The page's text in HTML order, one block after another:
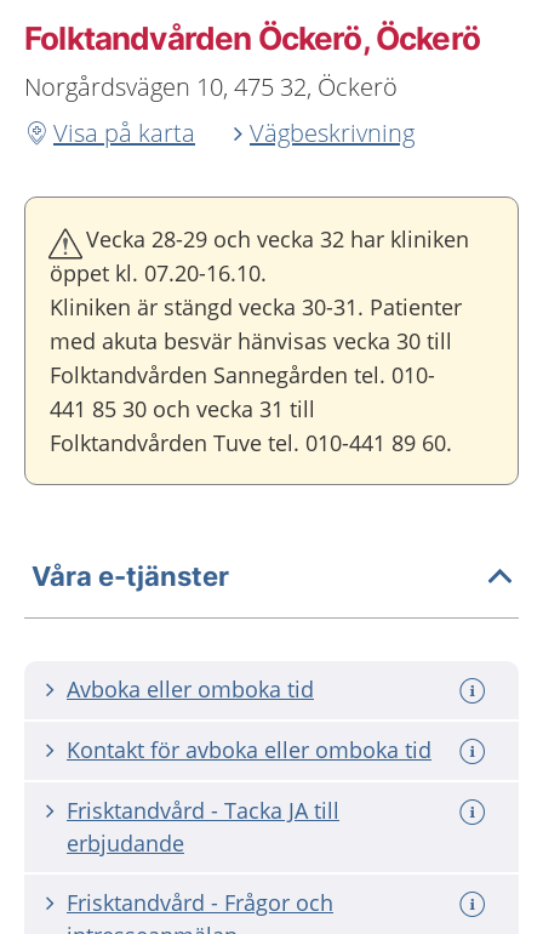
Folktandvården Öckerö, Öckerö
Norgårdsvägen 10, 475 32, Öckerö
Visa på karta
Vägbeskrivning
Vecka 28-29 och vecka 32 har kliniken
öppet kl. 07.20-16.10.
Kliniken är stängd vecka 30-31. Patienter
med akuta besvär hänvisas vecka 30 till
Folktandvården Sannegården tel. 010-
441 85 30 och vecka 31 till
Folktandvården Tuve tel. 010-441 89 60.
Våra e-tjänster
Avboka eller omboka tid
Kontakt för avboka eller omboka tid
Frisktandvård - Tacka JA till
erbjudande
Frisktandvård - Frågor och